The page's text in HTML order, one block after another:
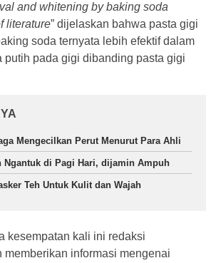
and whitening by baking soda
literature” dijelaskan bahwa pasta gigi
soda ternyata lebih efektif dalam
putih pada gigi dibanding pasta gigi
Mengecilkan Perut Menurut Para Ahli
Ngantuk di Pagi Hari, dijamin Ampuh
Teh Untuk Kulit dan Wajah
kesempatan kali ini redaksi
memberikan informasi mengenai